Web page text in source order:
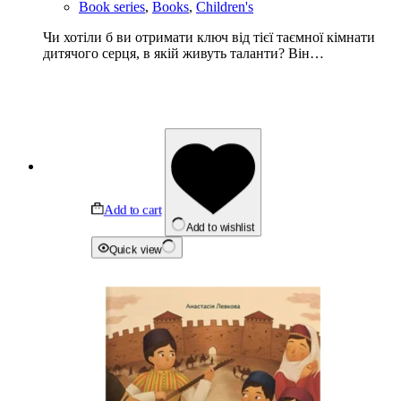
Book series, Books, Children's
Чи хотіли б ви отримати ключ від тієї таємної кімнати
дитячого серця, в якій живуть таланти? Він…
Add to cart
Add to wishlist
Quick view